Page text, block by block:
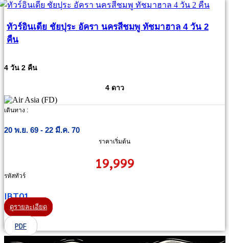
ทัวร์อินเดีย ชัยปุระ อัครา นครสีชมพู ทัชมาฮาล 4 วัน 2
คืน
4 วัน 2 คืน
4 ดาว
เดินทาง :
20 พ.ย. 69 - 22 มี.ค. 70
ราคาเริ่มต้น
19,999
รหัสทัวร์
IBT01
ดูรายละเอียด
PDF